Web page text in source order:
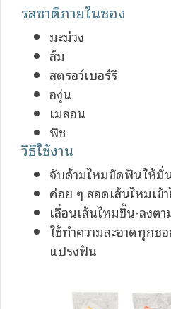
รสชาติภายในซอง
มะม่วง
ส้ม
สตรอว์เบอร์รี
องุ่น
เมลอน
พีช
วิธีใช้งาน
จับด้ามไหมขัดฟันให้มั่
ค่อย ๆ สอดเส้นไหมเข้
เลื่อนเส้นไหมขึ้น-ลงต
ใช้ทำความสะอาดทุกซ
แปรงฟัน